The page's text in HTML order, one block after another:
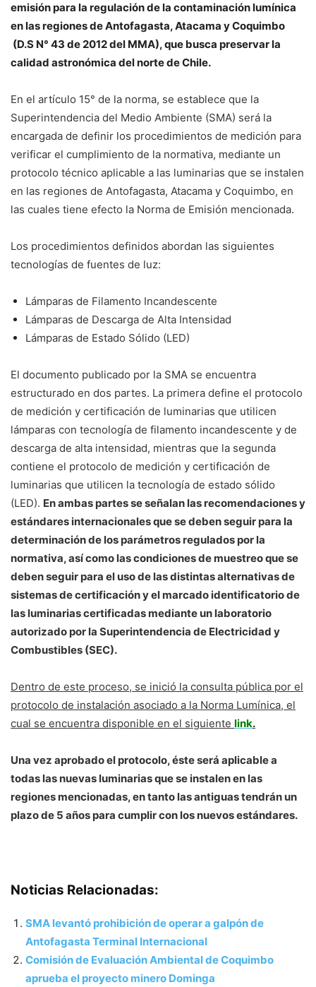
emisión para la regulación de la contaminación lumínica
en las regiones de Antofagasta, Atacama y Coquimbo
(D.S N° 43 de 2012 del MMA), que busca preservar la
calidad astronómica del norte de Chile.
En el artículo 15° de la norma, se establece que la
Superintendencia del Medio Ambiente (SMA) será la
encargada de definir los procedimientos de medición para
verificar el cumplimiento de la normativa, mediante un
protocolo técnico aplicable a las luminarias que se instalen
en las regiones de Antofagasta, Atacama y Coquimbo, en
las cuales tiene efecto la Norma de Emisión mencionada.
Los procedimientos definidos abordan las siguientes
tecnologías de fuentes de luz:
Lámparas de Filamento Incandescente
Lámparas de Descarga de Alta Intensidad
Lámparas de Estado Sólido (LED)
El documento publicado por la SMA se encuentra
estructurado en dos partes. La primera define el protocolo
de medición y certificación de luminarias que utilicen
lámparas con tecnología de filamento incandescente y de
descarga de alta intensidad, mientras que la segunda
contiene el protocolo de medición y certificación de
luminarias que utilicen la tecnología de estado sólido
(LED). En ambas partes se señalan las recomendaciones y
estándares internacionales que se deben seguir para la
determinación de los parámetros regulados por la
normativa, así como las condiciones de muestreo que se
deben seguir para el uso de las distintas alternativas de
sistemas de certificación y el marcado identificatorio de
las luminarias certificadas mediante un laboratorio
autorizado por la Superintendencia de Electricidad y
Combustibles (SEC).
Dentro de este proceso, se inició la consulta pública por el
protocolo de instalación asociado a la Norma Lumínica, el
cual se encuentra disponible en el siguiente link.
Una vez aprobado el protocolo, éste será aplicable a
todas las nuevas luminarias que se instalen en las
regiones mencionadas, en tanto las antiguas tendrán un
plazo de 5 años para cumplir con los nuevos estándares.
Noticias Relacionadas:
SMA levantó prohibición de operar a galpón de
Antofagasta Terminal Internacional
Comisión de Evaluación Ambiental de Coquimbo
aprueba el proyecto minero Dominga